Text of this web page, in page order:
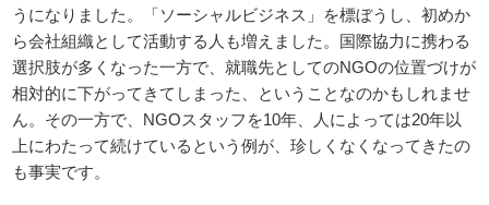
うになりました。「ソーシャルビジネス」を標ぼうし、初めか
ら会社組織として活動する人も増えました。国際協力に携わる
選択肢が多くなった一方で、就職先としてのNGOの位置づけが
相対的に下がってきてしまった、ということなのかもしれませ
ん。その一方で、NGOスタッフを10年、人によっては20年以
上にわたって続けているという例が、珍しくなくなってきたの
も事実です。